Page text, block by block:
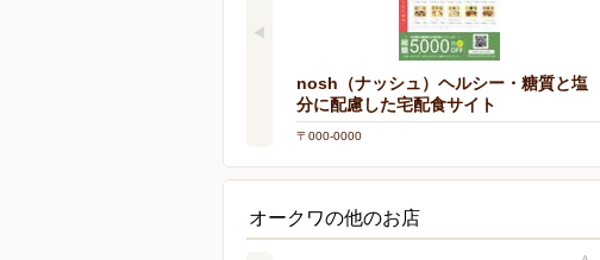
nosh（ナッシュ）ヘルシー・糖質と塩
分に配慮した宅配食サイト
〒000-0000
オークワの他のお店